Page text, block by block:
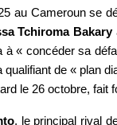
au Cameroun se
Tchiroma Bakary
« concéder sa
de « plan
le 26 octobre, fait
, le principal rival